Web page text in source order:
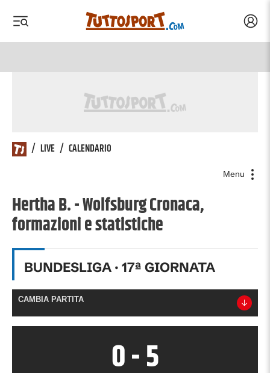
/ LIVE / CALENDARIO
Menu
Hertha B. - Wolfsburg Cronaca,
formazioni e statistiche
BUNDESLIGA · 17ª GIORNATA
CAMBIA PARTITA
0-5